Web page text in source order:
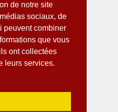
de notre site
sociaux, de
peuvent combiner
que vous
ont collectées
leurs services.